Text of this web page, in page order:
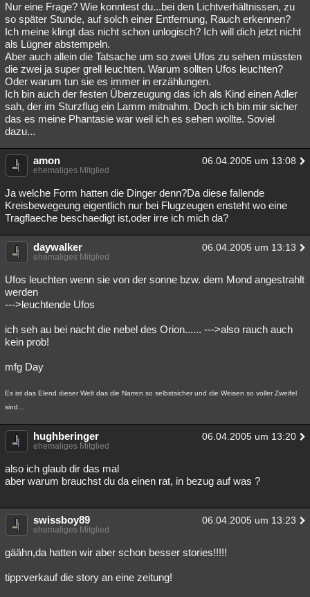
Nur eine Frage? Wie konntest du...bei den Lichtverhältnissen, zu
so später Stunde, auf solch einer Entfernung, Rauch erkennen?
Ich meine klingt das nicht schon unlogisch? Ich will dich jetzt nicht
als Lügner abstempeln.
Aber auch allein die Tatsache um so zwei Ufos zu sehen müssten
die zwei ja super grell leuchten. Warum sollten Ufos leuchten?
Oder warum tun sie es immer in erzählungen.
Ich bin auch der festen Überzeugung das ich als Kind einen Adler
sah, der im Sturzflug ein Lamm mitnahm. Doch ich bin mir sicher
das es meine Phantasie war weil ich es sehen wollte. Soviel
dazu...
amon 06.04.2005 um 13:08
ehemaliges Mitglied
Ja welche Form hatten die Dinger denn?Da diese fallende
Kreisbewegeung eigentlich nur bei Flugzeugen ensteht wo eine
Tragflaeche beschaedigt ist,oder irre ich mich da?
daywalker 06.04.2005 um 13:13
ehemaliges Mitglied
Ufos leuchten wenn sie von der sonne bzw. dem Mond angestrahlt
werden
--->leuchtende Ufos
ich seh au bei nacht die nebel des Orion...... --->also rauch auch
kein prob!
mfg Day
Es ist das Elend dieser Welt das die Narren so selbstsicher und die Weisen so voller Zweifel
sind...
hughberinger 06.04.2005 um 13:20
ehemaliges Mitglied
also ich glaub dir das mal
aber warum brauchst du da einen rat, in bezug auf was ?
swissboy89 06.04.2005 um 13:23
ehemaliges Mitglied
gäähn,da hatten wir aber schon besser stories!!!!!
tipp:verkauf die story an eine zeitung!